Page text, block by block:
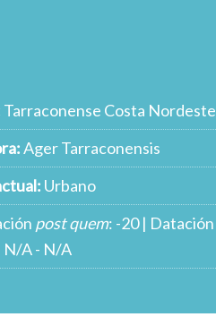
Tarraconense Costa Nordeste
Ager Tarraconensis
Urbano
post quem: -20 | Datación
A - N/A